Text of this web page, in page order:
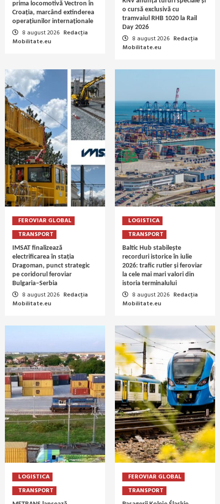
prima locomotivă Vectron în
Croația, marcând extinderea
operațiunilor internaționale
8 august 2026 Redacția
Mobilitate.eu
o cursă exclusivă cu
tramvaiul RHB 1020 la Rail
Day 2026
8 august 2026 Redacția
Mobilitate.eu
FEROVIAR GLOBAL
TRANSPORT
IMSAT finalizează
electrificarea în stația
Dragoman, punct strategic
pe coridorul feroviar
Bulgaria–Serbia
8 august 2026 Redacția
Mobilitate.eu
LOGISTICA
TRANSPORT
Baltic Hub stabilește
recorduri istorice în iulie
2026: trafic rutier și feroviar
la cele mai mari valori din
istoria terminalului
8 august 2026 Redacția
Mobilitate.eu
LOGISTICA
TRANSPORT
FEROVIAR GLOBAL
TRANSPORT